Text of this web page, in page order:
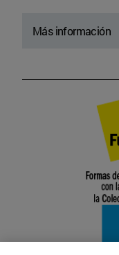
Más información